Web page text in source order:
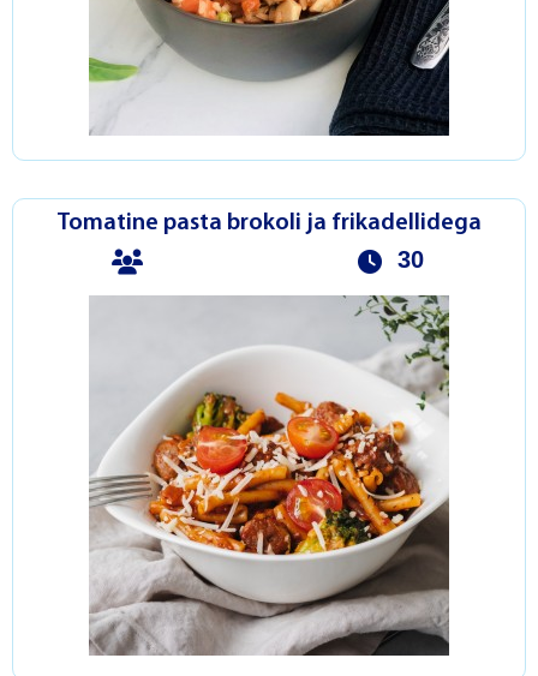
Tomatine pasta brokoli ja frikadellidega
30